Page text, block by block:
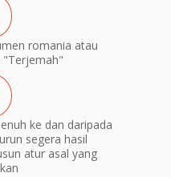
romania atau
"Terjemah"
ke dan daripada
segera hasil
atur asal yang